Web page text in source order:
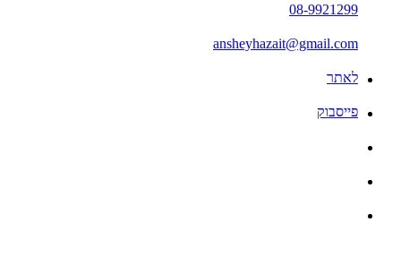
08-9921299
ansheyhazait@gmail.com
לאתר
פייסבוק